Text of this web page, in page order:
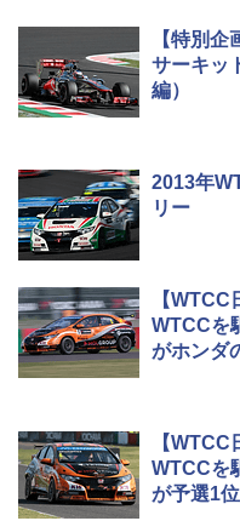
【特別
サーキッ
編）
2013年
リー
【
WTCCを
がホンダ
【
WTCCを
が予選1位